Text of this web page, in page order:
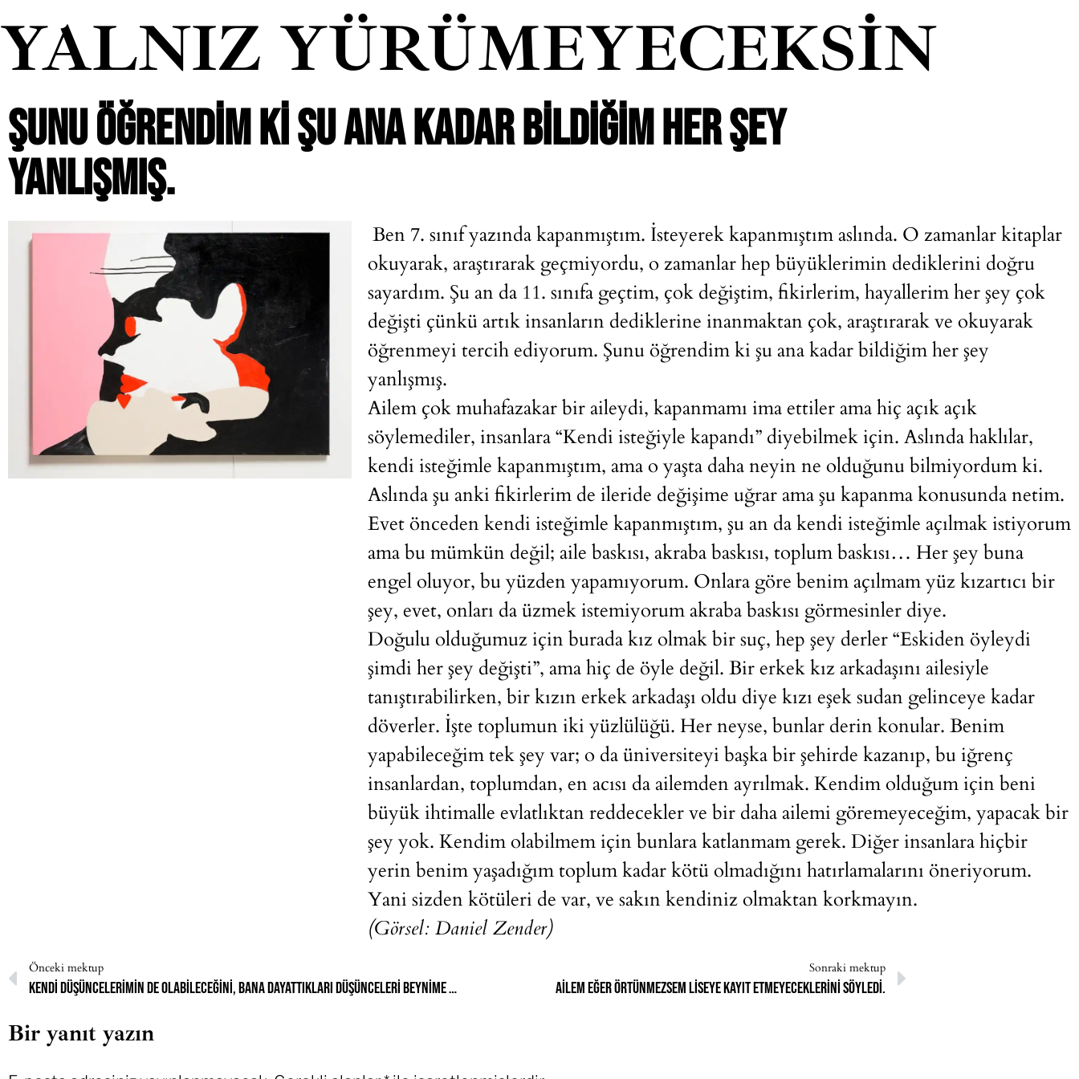
YALNIZ YÜRÜMEYECEKSIN
ŞUNU ÖĞRENDIM KI ŞU ANA KADAR BILDIĞIM HER ŞEY
YANLIŞMIŞ.
Ben 7. sınıf yazında kapanmıştım. İsteyerek kapanmıştım aslında. O zamanlar kitaplar
okuyarak, araştırarak geçmiyordu, o zamanlar hep büyüklerimin dediklerini doğru
sayardım. Şu an da 11. sınıfa geçtim, çok değiştim, fikirlerim, hayallerim her şey çok
değişti çünkü artık insanların dediklerine inanmaktan çok, araştırarak ve okuyarak
öğrenmeyi tercih ediyorum. Şunu öğrendim ki şu ana kadar bildiğim her şey
yanlışmış.
Ailem çok muhafazakar bir aileydi, kapanmamı ima ettiler ama hiç açık açık
söylemediler, insanlara “Kendi isteğiyle kapandı” diyebilmek için. Aslında haklılar,
kendi isteğimle kapanmıştım, ama o yaşta daha neyin ne olduğunu bilmiyordum ki.
Aslında şu anki fikirlerim de ileride değişime uğrar ama şu kapanma konusunda netim.
Evet önceden kendi isteğimle kapanmıştım, şu an da kendi isteğimle açılmak istiyorum
ama bu mümkün değil; aile baskısı, akraba baskısı, toplum baskısı… Her şey buna
engel oluyor, bu yüzden yapamıyorum. Onlara göre benim açılmam yüz kızartıcı bir
şey, evet, onları da üzmek istemiyorum akraba baskısı görmesinler diye.
Doğulu olduğumuz için burada kız olmak bir suç, hep şey derler “Eskiden öyleydi
şimdi her şey değişti”, ama hiç de öyle değil. Bir erkek kız arkadaşını ailesiyle
tanıştırabilirken, bir kızın erkek arkadaşı oldu diye kızı eşek sudan gelinceye kadar
döverler. İşte toplumun iki yüzlülüğü. Her neyse, bunlar derin konular. Benim
yapabileceğim tek şey var; o da üniversiteyi başka bir şehirde kazanıp, bu iğrenç
insanlardan, toplumdan, en acısı da ailemden ayrılmak. Kendim olduğum için beni
büyük ihtimalle evlatlıktan reddecekler ve bir daha ailemi göremeyeceğim, yapacak bir
şey yok. Kendim olabilmem için bunlara katlanmam gerek. Diğer insanlara hiçbir
yerin benim yaşadığım toplum kadar kötü olmadığını hatırlamalarını öneriyorum.
Yani sizden kötüleri de var, ve sakın kendiniz olmaktan korkmayın.
(Görsel: Daniel Zender)
Önceki mektup
Kendi düşüncelerimin de olabileceğini, bana dayattıkları düşünceleri beynime yerleştirmek zorunda olmadığımı fark ettim.
Sonraki mektup
Ailem eğer örtünmezsem liseye kayıt etmeyeceklerini söyledi.
Bir yanıt yazın